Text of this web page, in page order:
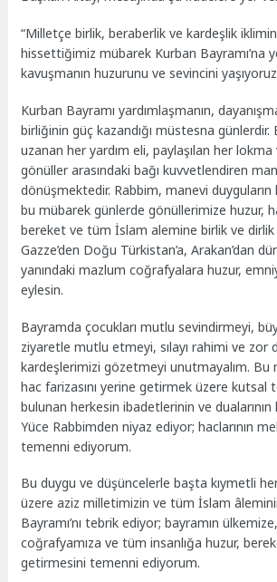
“Milletçe birlik, beraberlik ve kardeşlik
hissettiğimiz mübarek Kurban Bayramı’na
kavuşmanın huzurunu ve sevincini
Kurban Bayramı yardımlaşmanın,
birliğinin güç kazandığı müstesna günlerdir.
uzanan her yardım eli, paylaşılan her
gönüller arasındaki bağı kuvvetlendiren
dönüşmektedir. Rabbim, manevi duyguların
bu mübarek günlerde gönüllerimize huzur,
bereket ve tüm İslam alemine birlik ve dirlik
Gazze’den Doğu Türkistan’a, Arakan’dan
yanındaki mazlum coğrafyalara huzur,
eylesin.
Bayramda çocukları mutlu sevindirmeyi,
ziyaretle mutlu etmeyi, sılayı rahimi ve zor
kardeşlerimizi gözetmeyi unutmayalım. Bu
hac farizasını yerine getirmek üzere kutsal
bulunan herkesin ibadetlerinin ve dualarının
Yüce Rabbimden niyaz ediyor; haclarının
temenni ediyorum.
Bu duygu ve düşüncelerle başta kıymetli
üzere aziz milletimizin ve tüm İslam
Bayramı’nı tebrik ediyor; bayramın
coğrafyamıza ve tüm insanlığa huzur,
getirmesini temenni ediyorum.